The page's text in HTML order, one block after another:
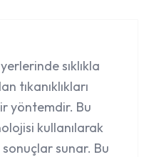
sıklıkla
tıkanıklıkları
yöntemdir. Bu
kullanılarak
sonuçlar sunar. Bu